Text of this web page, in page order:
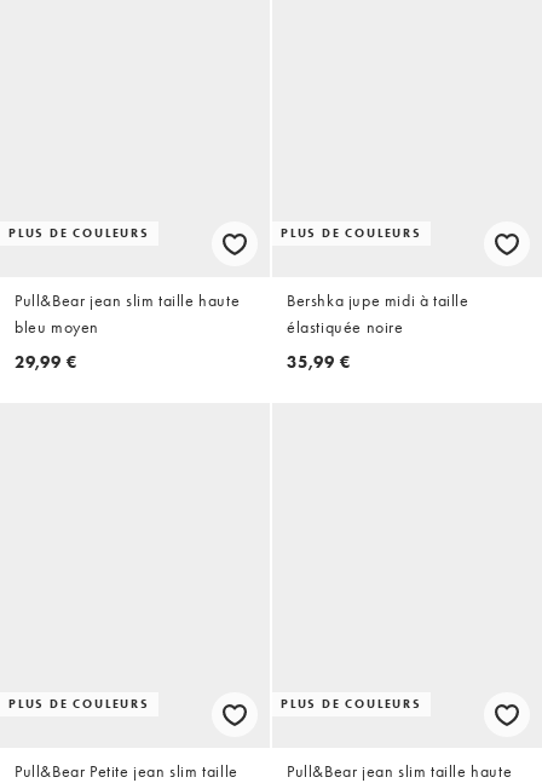
PLUS DE COULEURS
Pull&Bear jean slim taille haute
bleu moyen
29,99 €
PLUS DE COULEURS
Bershka jupe midi à taille
élastiquée noire
35,99 €
PLUS DE COULEURS
Pull&Bear Petite jean slim taille
PLUS DE COULEURS
Pull&Bear jean slim taille haute